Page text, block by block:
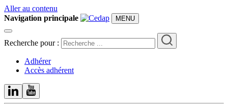
Aller au contenu
Navigation principale
MENU
Recherche pour :
Adhérer
Accès adhérent